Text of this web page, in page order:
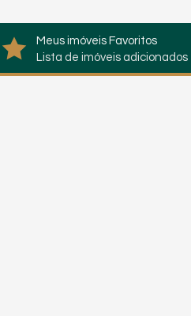
Meus imóveis Favoritos
Lista de imóveis adicionados